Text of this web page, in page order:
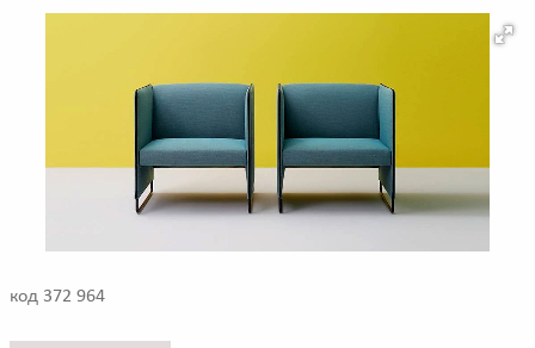
код 372 964